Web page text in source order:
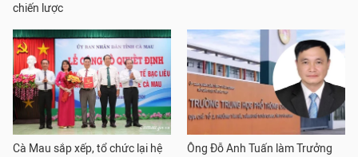
chiến lược
Cà Mau sắp xếp, tổ chức lại hệ
Ông Đỗ Anh Tuấn làm Trưởng